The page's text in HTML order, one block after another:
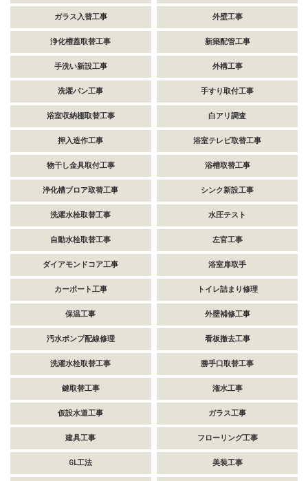
ガラス入替工事 外壁工事
浄化槽蓋取替工事 新築配管工事
手洗い新設工事 外構工事
洗濯パン工事 手すり取付工事
浴室収納棚取替工事 白アリ調査
押入造作工事 浴室テレビ取替工事
物干し金具取付工事 浴槽取替工事
浄化槽ブロア取替工事 シンク新設工事
洗濯水栓取替工事 水圧テスト
自動水栓取替工事 左官工事
ダイアモンドコア工事 浴室扉取手
カーポート工事 トイレ詰まり修理
保温工事 外壁補修工事
汚水ポンプ配線修理 看板撤去工事
洗濯水栓取替工事 勝手口取替工事
鍵取替工事 潅水工事
仮設水道工事 ガラス工事
建具工事 フローリング工事
GL工法 美装工事